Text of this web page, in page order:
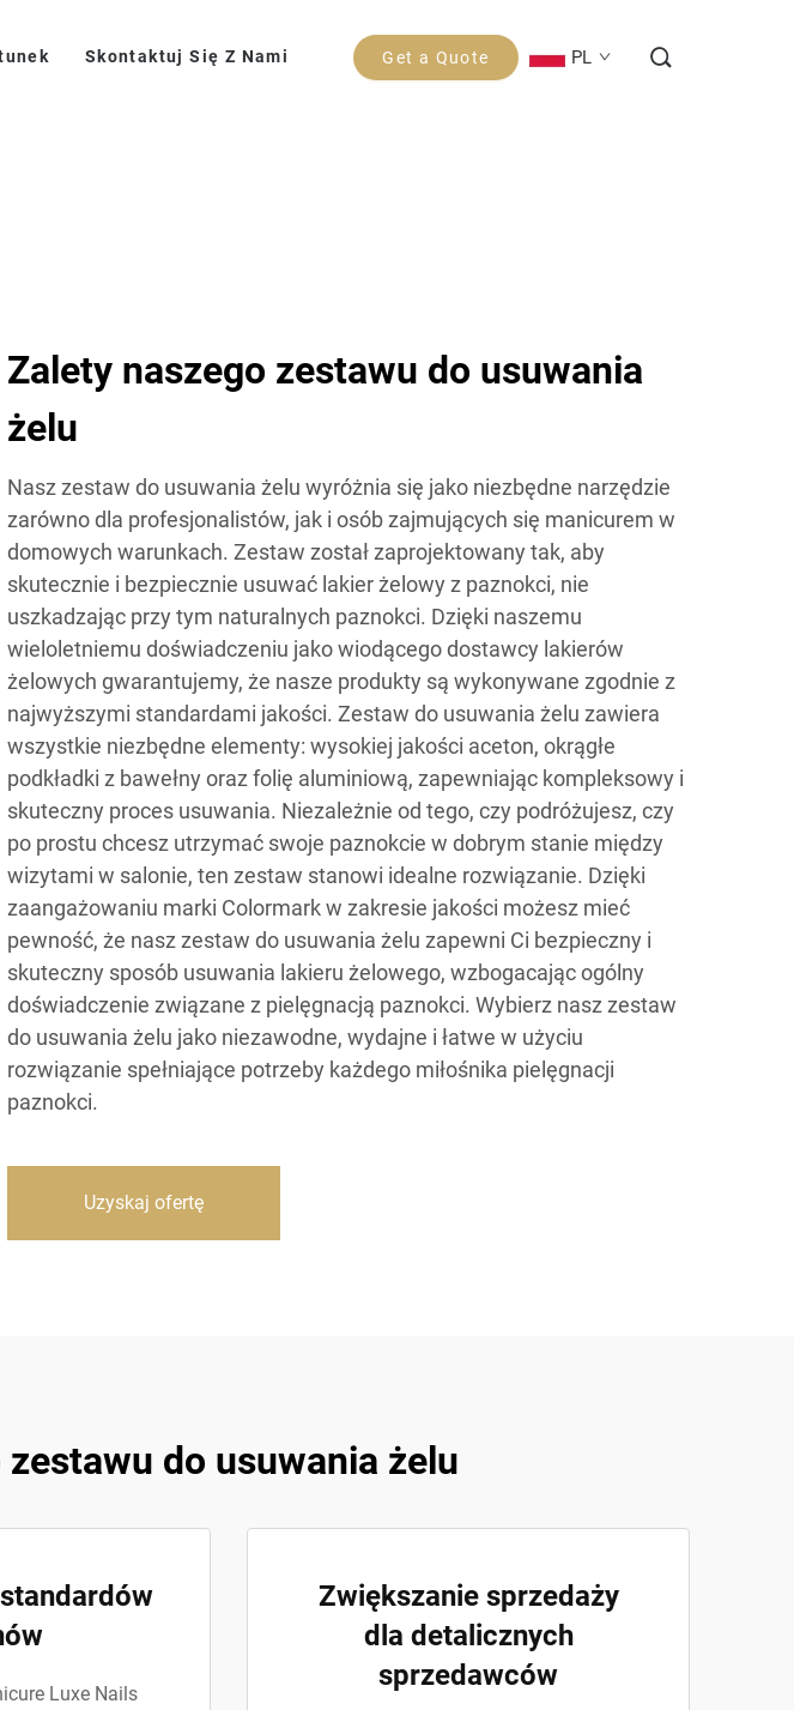
Skontaktuj Się Z Nami Get a Quote PL
Zalety naszego zestawu do usuwania
żelu
Nasz zestaw do usuwania żelu wyróżnia się jako niezbędne narzędzie
zarówno dla profesjonalistów, jak i osób zajmujących się manicurem w
domowych warunkach. Zestaw został zaprojektowany tak, aby
skutecznie i bezpiecznie usuwać lakier żelowy z paznokci, nie
uszkadzając przy tym naturalnych paznokci. Dzięki naszemu
wieloletniemu doświadczeniu jako wiodącego dostawcy lakierów
żelowych gwarantujemy, że nasze produkty są wykonywane zgodnie z
najwyższymi standardami jakości. Zestaw do usuwania żelu zawiera
wszystkie niezbędne elementy: wysokiej jakości aceton, okrągłe
podkładki z bawełny oraz folię aluminiową, zapewniając kompleksowy i
skuteczny proces usuwania. Niezależnie od tego, czy podróżujesz, czy
po prostu chcesz utrzymać swoje paznokcie w dobrym stanie między
wizytami w salonie, ten zestaw stanowi idealne rozwiązanie. Dzięki
zaangażowaniu marki Colormark w zakresie jakości możesz mieć
pewność, że nasz zestaw do usuwania żelu zapewni Ci bezpieczny i
skuteczny sposób usuwania lakieru żelowego, wzbogacając ogólny
doświadczenie związane z pielęgnacją paznokci. Wybierz nasz zestaw
do usuwania żelu jako niezawodne, wydajne i łatwe w użyciu
rozwiązanie spełniające potrzeby każdego miłośnika pielęgnacji
paznokci.
Uzyskaj ofertę
do usuwania żelu
Luxe Nails
Zwiększanie sprzedaży
dla detalicznych
sprzedawców